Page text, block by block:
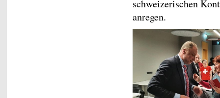
schweizerischen
anregen.